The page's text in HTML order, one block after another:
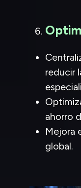
reducir
ahorro
Mejora
global.